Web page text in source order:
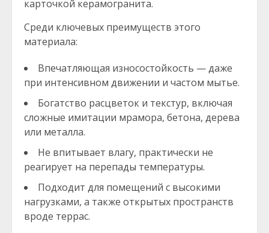
карточкой керамогранита.
Среди ключевых преимуществ этого
материала:
Впечатляющая износостойкость — даже
при интенсивном движении и частом мытье.
Богатство расцветок и текстур, включая
сложные имитации мрамора, бетона, дерева
или металла.
Не впитывает влагу, практически не
реагирует на перепады температуры.
Подходит для помещений с высокими
нагрузками, а также открытых пространств
вроде террас.